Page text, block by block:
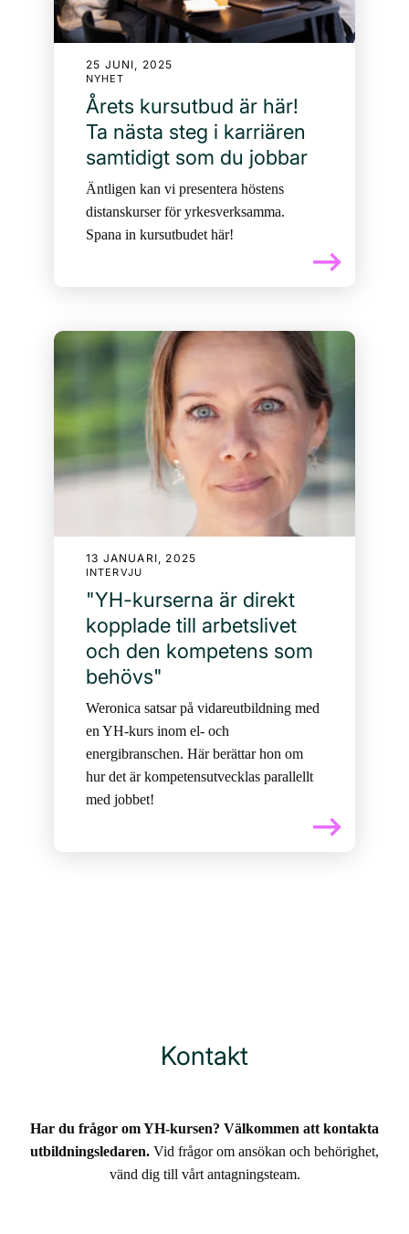
25 JUNI, 2025
NYHET
Årets kursutbud är här!
Ta nästa steg i karriären
samtidigt som du jobbar
Äntligen kan vi presentera höstens
distanskurser för yrkesverksamma.
Spana in kursutbudet här!
13 JANUARI, 2025
INTERVJU
"YH-kurserna är direkt
kopplade till arbetslivet
och den kompetens som
behövs"
Weronica satsar på vidareutbildning med
en YH-kurs inom el- och
energibranschen. Här berättar hon om
hur det är kompetensutvecklas parallellt
med jobbet!
Kontakt
Har du frågor om YH-kursen? Välkommen att kontakta
utbildningsledaren. Vid frågor om ansökan och behörighet,
vänd dig till vårt antagningsteam.